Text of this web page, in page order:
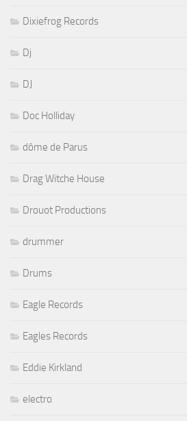
Dixiefrog Records
Dj
DJ
Doc Holliday
dôme de Parus
Drag Witche House
Drouot Productions
drummer
Drums
Eagle Records
Eagles Records
Eddie Kirkland
electro